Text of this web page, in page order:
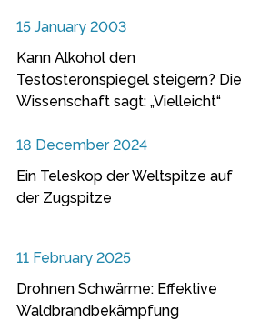
15 January 2003
Kann Alkohol den
Testosteronspiegel steigern? Die
Wissenschaft sagt: „Vielleicht“
18 December 2024
Ein Teleskop der Weltspitze auf
der Zugspitze
11 February 2025
Drohnen Schwärme: Effektive
Waldbrandbekämpfung